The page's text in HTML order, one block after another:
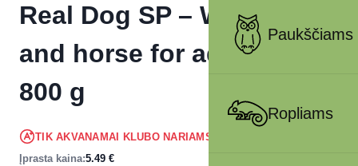
Paukščiams
Ropliams
Real Dog SP – Wet Beef
and horse for adult dogs
800 g
TIK AKVANAMAI KLUBO NARIAMS
Įprasta kaina:5.49 €